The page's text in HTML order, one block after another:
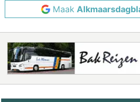
Maak